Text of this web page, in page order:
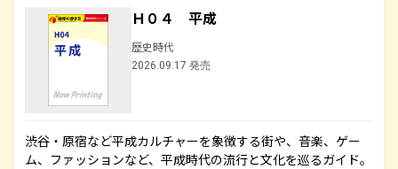
Ｈ０４ 平成
歴史時代
2026.09.17 発売
渋谷・原宿など平成カルチャーを象徴する街や、音楽、ゲー
ム、ファッションなど、平成時代の流行と文化を巡るガイド。